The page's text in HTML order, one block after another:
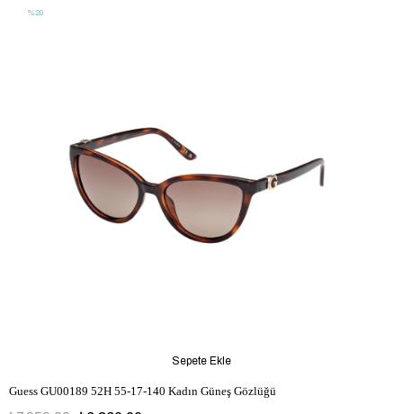
Guess GU00189 52H 55-17-140 Kadın Güneş Gözlüğü
Sepete Ekle
%20